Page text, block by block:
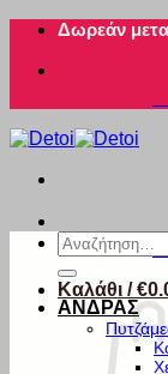
Μετάβαση
περιεχόμενο
Δωρεάν
Καλάθι /€
Αναζήτηση
για:
ΑΝΔΡΑΣ